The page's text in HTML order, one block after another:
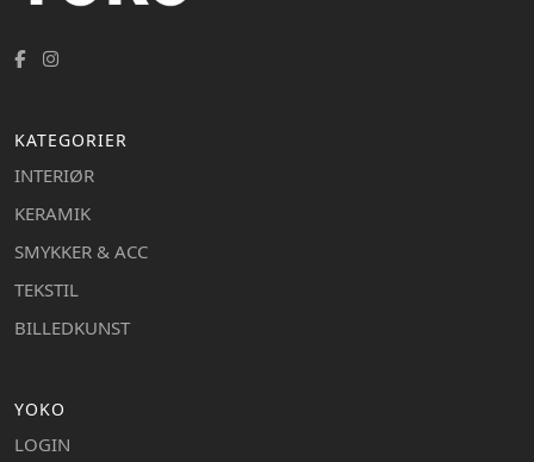
KATEGORIER
INTERIØR
KERAMIK
SMYKKER & ACC
TEKSTIL
BILLEDKUNST
YOKO
LOGIN